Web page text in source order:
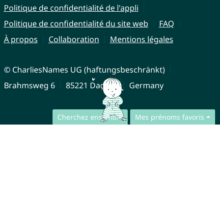
Cherchez ensemble Mes prénoms favoris
Politique de confidentialité de l'appli
Politique de confidentialité du site web
FAQ
À propos
Collaboration Mentions légales
© CharliesNames UG (haftungsbeschränkt)
Brahmsweg 6
85221 Dachau Germany